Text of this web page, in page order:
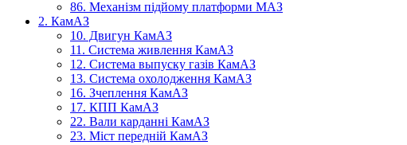
86. Механізм підйому платформи МАЗ
2. КамАЗ
10. Двигун КамАЗ
11. Система живлення КамАЗ
12. Система выпуску газів КамАЗ
13. Система охолодження КамАЗ
16. Зчеплення КамАЗ
17. КПП КамАЗ
22. Вали карданні КамАЗ
23. Міст передній КамАЗ